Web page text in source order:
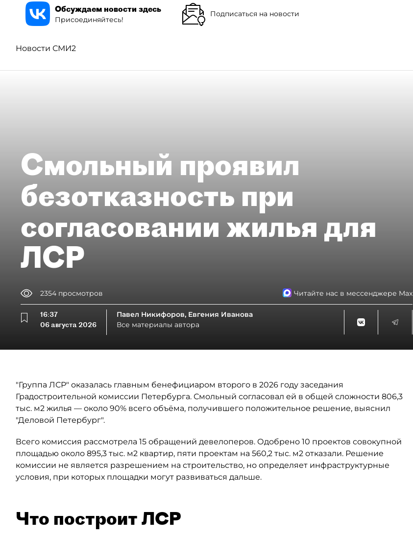
Обсуждаем новости здесь
Присоединяйтесь!
Подписаться на новости
Новости СМИ2
Смольный проявил
безотказность при
согласовании жилья для
ЛСР
2354 просмотров Читайте нас в мессенджере Max
16:37
06 августа 2026
Павел Никифоров, Евгения Иванова
Все материалы автора
"Группа ЛСР" оказалась главным бенефициаром второго в 2026 году заседания
Градостроительной комиссии Петербурга. Смольный согласовал ей в общей сложности 806,3
тыс. м2 жилья — около 90% всего объёма, получившего положительное решение, выяснил
"Деловой Петербург".
Всего комиссия рассмотрела 15 обращений девелоперов. Одобрено 10 проектов совокупной
площадью около 895,3 тыс. м2 квартир, пяти проектам на 560,2 тыс. м2 отказали. Решение
комиссии не является разрешением на строительство, но определяет инфраструктурные
условия, при которых площадки могут развиваться дальше.
Что построит ЛСР